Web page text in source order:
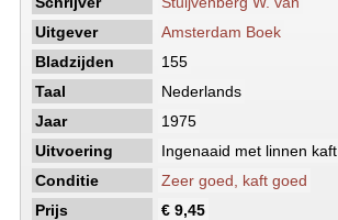
Uitgever
Amsterdam Boek
Bladzijden
155
Taal
Nederlands
Jaar
1975
Uitvoering
Ingenaaid met linnen kaft
Conditie
Zeer goed, kaft goed
Prijs
€ 9,45